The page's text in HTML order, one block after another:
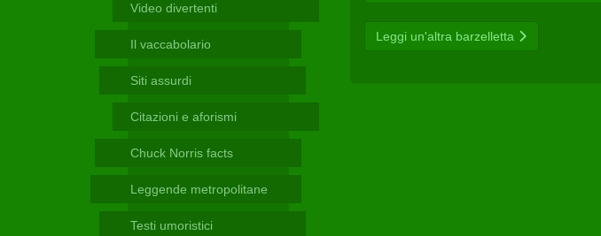
Video divertenti
Il vaccabolario
Siti assurdi
Citazioni e aforismi
Chuck Norris facts
Leggende metropolitane
Testi umoristici
Leggi un'altra barzelletta